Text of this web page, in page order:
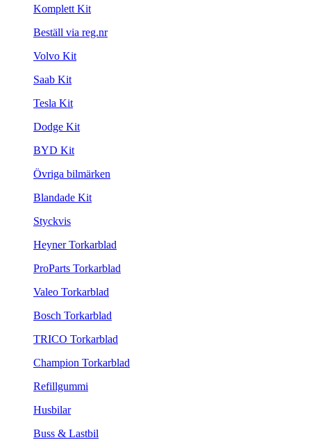
Komplett Kit
Beställ via reg.nr
Volvo Kit
Saab Kit
Tesla Kit
Dodge Kit
BYD Kit
Övriga bilmärken
Blandade Kit
Styckvis
Heyner Torkarblad
ProParts Torkarblad
Valeo Torkarblad
Bosch Torkarblad
TRICO Torkarblad
Champion Torkarblad
Refillgummi
Husbilar
Buss & Lastbil